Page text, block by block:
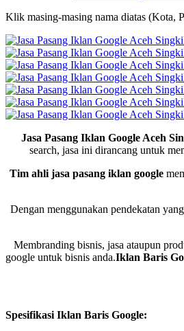
Klik masing-masing nama diatas (Kota,
Jasa Pasang Iklan Google Aceh
search, jasa ini dirancang untuk
Tim ahli jasa pasang iklan google
Dengan menggunakan pendekatan
Membranding bisnis, jasa ataupun
google untuk bisnis anda.Iklan Baris
Spesifikasi Iklan Baris Google: